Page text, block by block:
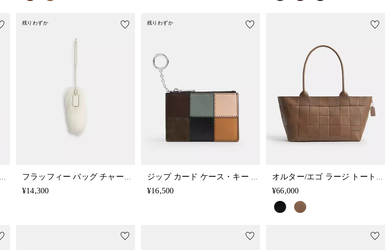
残りわずか
¥14,300
残りわずか
¥16,500 ¥66,000